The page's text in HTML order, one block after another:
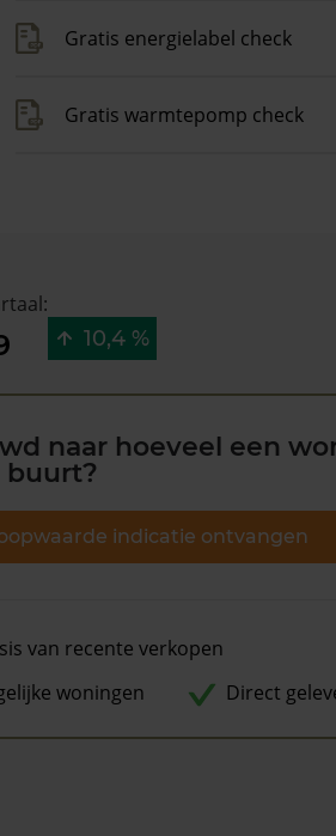
Gratis energielabel check
Gratis warmtepomp check
10,4 %
naar hoeveel een
buurt?
indicatie ontvangen
van recente verkopen
woningen
Direct